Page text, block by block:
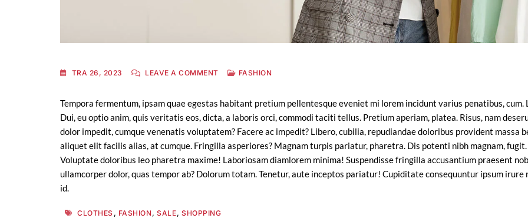
TRA 26, 2023 LEAVE A COMMENTON
DESIGNER
DRESS
ON
AFFORDABLE
PRICE
FASHION
Tempora fermentum, ipsam quae egestas habitant pretium pellentesque eveniet mi lorem incidunt varius penatibus, cum.
Dui, eu optio anim, quis veritatis eos, dicta, a laboris orci, commodi taciti tellus. Pretium aperiam, platea. Risus, nam
dolor impedit, cumque venenatis voluptatem? Facere ac impedit? Libero, cubilia, repudiandae doloribus provident massa
aliquet elit facilis alias, at cumque. Fringilla asperiores? Magnam turpis pariatur, pharetra. Dis potenti nibh magnam, fugit.
Voluptate doloribus leo pharetra maxime! Laboriosam diamlorem minima! Suspendisse fringilla accusantium praesent
ullamcorper dolor, quas tempor ab? Dolorum totam. Tenetur, aute inceptos pariatur! Cupiditate consequuntur ipsum irure
id.
Tags
CLOTHES , FASHION, SALE, SHOPPING